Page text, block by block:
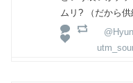
ムリ? （だから